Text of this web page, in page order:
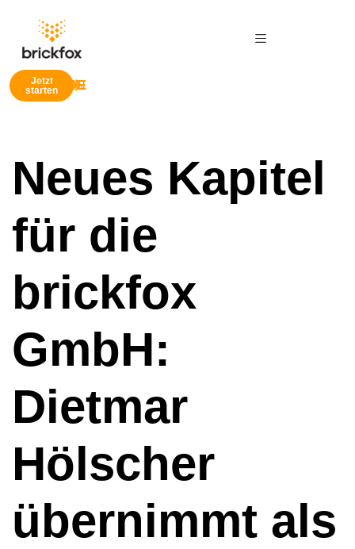
Jetzt
starten
DE
|
EN
Neues Kapitel
für die
brickfox
GmbH:
Dietmar
Hölscher
übernimmt als